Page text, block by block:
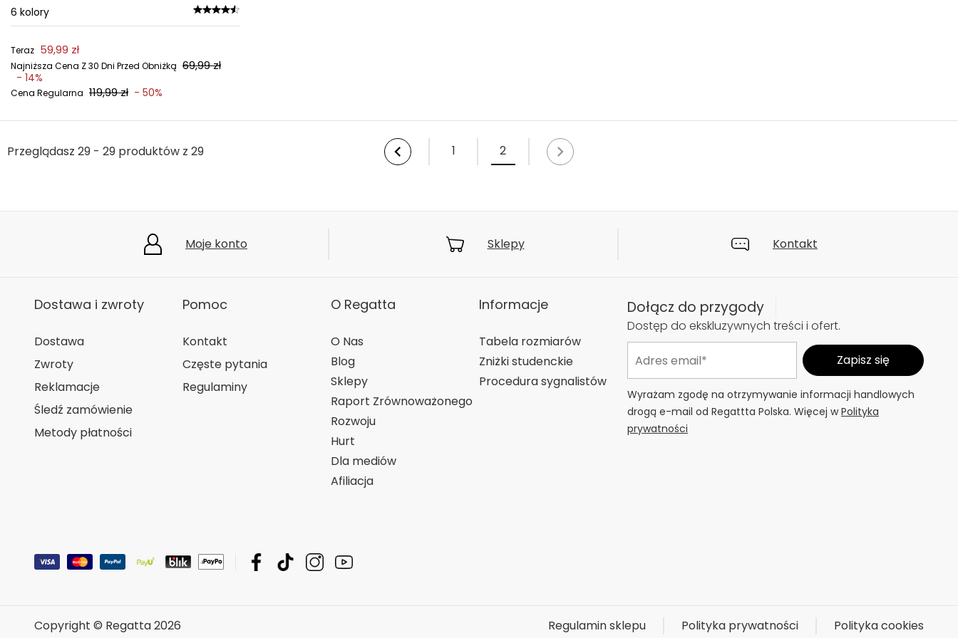
6 kolory
Teraz 59,99 zł
Najniższa Cena Z 30 Dni Przed Obniżką 69,99 zł
- 14%
Cena Regularna 119,99 zł - 50%
Przeglądasz 29 - 29 produktów z 29 1 2
Moje konto Sklepy Kontakt
Dostawa i zwroty
Dostawa
Zwroty
Reklamacje
Śledź zamówienie
Metody płatności
Pomoc
Kontakt
Częste pytania
Regulaminy
O Regatta
O Nas
Blog
Sklepy
Raport Zrównoważonego
Rozwoju
Hurt
Dla mediów
Afiliacja
Informacje
Tabela rozmiarów
Zniżki studenckie
Procedura sygnalistów
Dołącz do przygody
Dostęp do ekskluzywnych treści i ofert.
Wyrażam zgodę na otrzymywanie informacji handlowych
drogą e-mail od Regattta Polska. Więcej wPolityka
prywatności
Regulamin sklepu Polityka prywatności Polityka cookies
Copyright © Regatta 2026